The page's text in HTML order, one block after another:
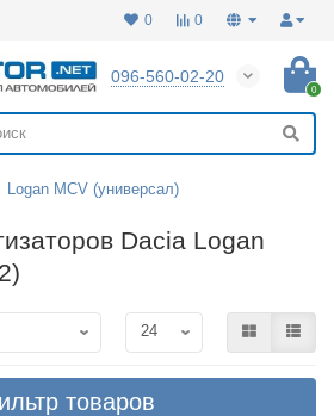
0
0
096-560-02-20
0
Logan MCV (универсал)
Dacia Logan
товаров